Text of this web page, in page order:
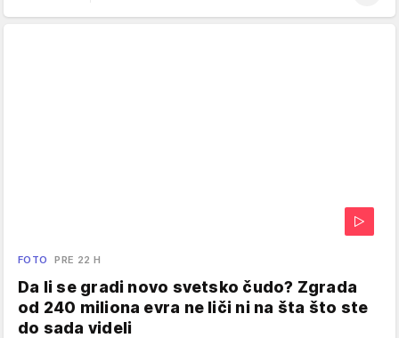
FOTO PRE 22 H
Da li se gradi novo svetsko čudo? Zgrada
od 240 miliona evra ne liči ni na šta što ste
do sada videli